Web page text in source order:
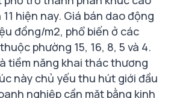
hiện nay. Giá bán dao động
đồng/m2, phổ biến ở các
phường 15, 16, 8, 5 và 4.
tiềm năng khai thác thương
này chủ yếu thu hút giới đầu
nghiệp cần mặt bằng kinh